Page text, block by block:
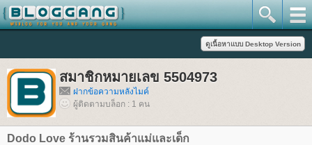
สมาชิกหมายเลข 5504973
ฝากข้อความหลังไมค์
ผู้ติดตามบล็อก : 1 คน
Dodo Love ร้านรวมสินค้าแม่และเด็ก